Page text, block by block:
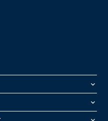
keyboard_arrow_down
keyboard_arrow_down